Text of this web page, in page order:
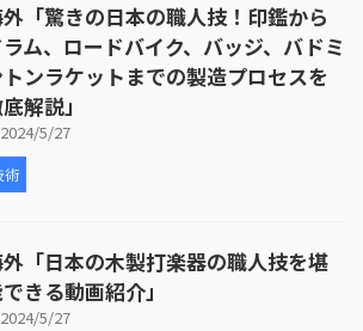
「驚きの日本の職人技！印鑑から
ラム、ロードバイク、バッジ、バドミ
トンラケットまでの製造プロセスを
解説」
2024/5/27
術
「日本の木製打楽器の職人技を堪
きる動画紹介」
2024/5/27